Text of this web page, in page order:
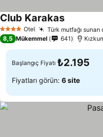
4 Yıldız Otel Türk mutfağı sunan
Club Karakas
8,5 Mükemmel 641
Başlangıç Fiyatı ₺2.195
Fiyatları görün: 6 site